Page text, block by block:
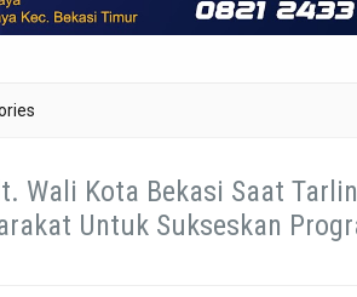
Wali Kota Bekasi Saat
Untuk Sukseskan